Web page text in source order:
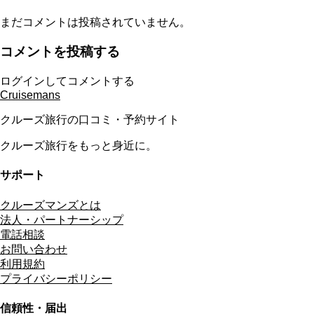
まだコメントは投稿されていません。
コメントを投稿する
ログインしてコメントする
Cruisemans
クルーズ旅行の口コミ・予約サイト
クルーズ旅行をもっと身近に。
サポート
クルーズマンズとは
法人・パートナーシップ
電話相談
お問い合わせ
利用規約
プライバシーポリシー
信頼性・届出